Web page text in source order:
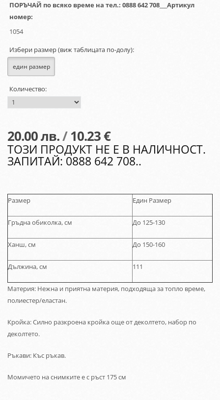
ПОРЪЧАЙ по всяко време на тел.: 0888 642 708___Артикул
номер:
1054
Избери размер (виж таблицата по-долу):
един размер
Количество:
20.00лв./10.23 €
ТОЗИ ПРОДУКТ НЕ Е В НАЛИЧНОСТ.
ЗАПИТАЙ: 0888 642 708..
Размер Един Размер
Гръдна обиколка, см До 125-130
Ханш, см До 150-160
Дължина, см 111
Материя: Нежна и приятна материя, подходяща за топло време,
полиестер/еластан.
Кройка: Силно разкроена кройка още от деколтето, набор по
деколтето.
Ръкави: Къс ръкав.
Момичето на снимките е с ръст 175 см